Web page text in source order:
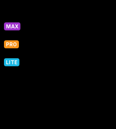
MAX
PRO
LITE